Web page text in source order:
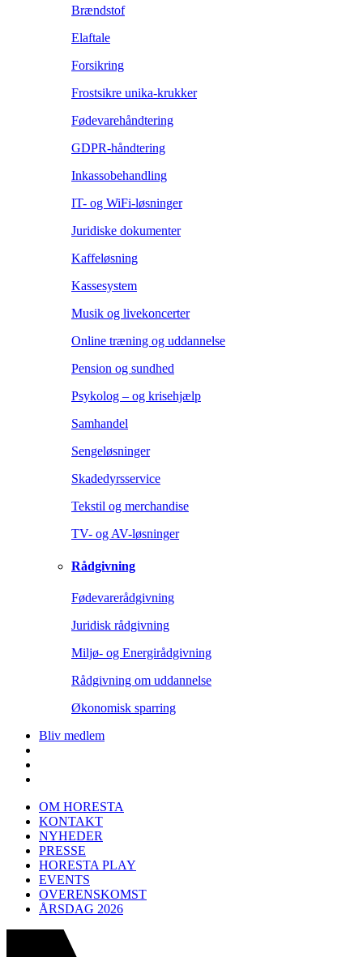
Brændstof
Elaftale
Forsikring
Frostsikre unika-krukker
Fødevarehåndtering
GDPR-håndtering
Inkassobehandling
IT- og WiFi-løsninger
Juridiske dokumenter
Kaffeløsning
Kassesystem
Musik og livekoncerter
Online træning og uddannelse
Pension og sundhed
Psykolog – og krisehjælp
Samhandel
Sengeløsninger
Skadedyrsservice
Tekstil og merchandise
TV- og AV-løsninger
Rådgivning
Fødevarerådgivning
Juridisk rådgivning
Miljø- og Energirådgivning
Rådgivning om uddannelse
Økonomisk sparring
Bliv medlem
OM HORESTA
KONTAKT
NYHEDER
PRESSE
HORESTA PLAY
EVENTS
OVERENSKOMST
ÅRSDAG 2026